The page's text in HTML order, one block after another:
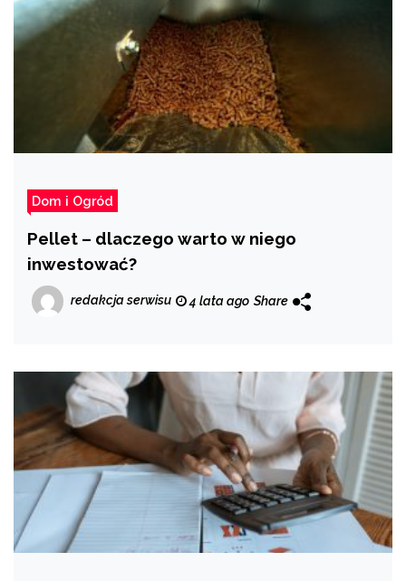
Dom i Ogród
Pellet – dlaczego warto w niego
inwestować?
redakcja serwisu 4 lata ago Share